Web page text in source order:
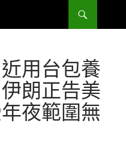
用台包養
朗正告美
夜範圍無